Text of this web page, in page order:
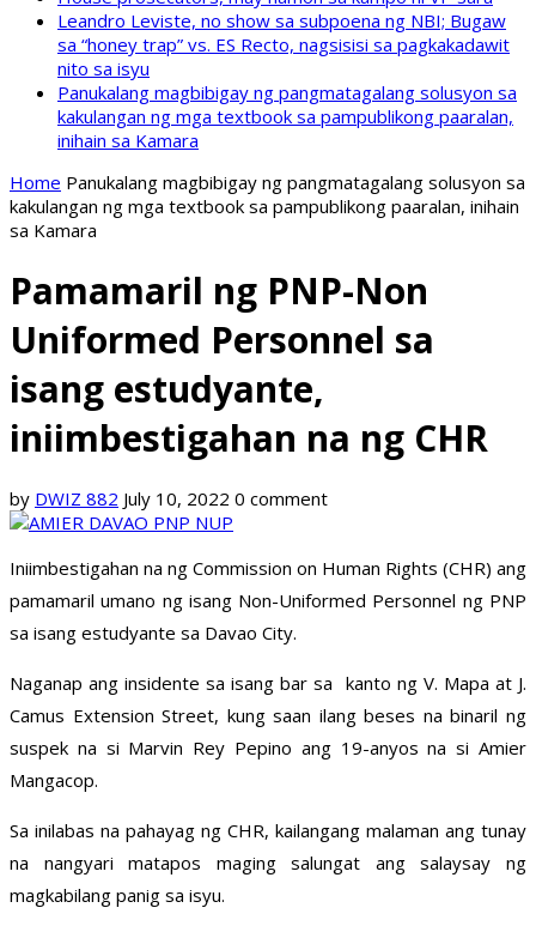
Leandro Leviste, no show sa subpoena ng NBI; Bugaw
sa “honey trap” vs. ES Recto, nagsisisi sa pagkakadawit
nito sa isyu
Panukalang magbibigay ng pangmatagalang solusyon sa
kakulangan ng mga textbook sa pampublikong paaralan,
inihain sa Kamara
Home Panukalang magbibigay ng pangmatagalang solusyon sa
kakulangan ng mga textbook sa pampublikong paaralan, inihain
sa Kamara
Pamamaril ng PNP-Non
Uniformed Personnel sa
isang estudyante,
iniimbestigahan na ng CHR
by DWIZ 882 July 10, 2022 0 comment
Iniimbestigahan na ng Commission on Human Rights (CHR) ang
pamamaril umano ng isang Non-Uniformed Personnel ng PNP
sa isang estudyante sa Davao City.
Naganap ang insidente sa isang bar sa kanto ng V. Mapa at J.
Camus Extension Street, kung saan ilang beses na binaril ng
suspek na si Marvin Rey Pepino ang 19-anyos na si Amier
Mangacop.
Sa inilabas na pahayag ng CHR, kailangang malaman ang tunay
na nangyari matapos maging salungat ang salaysay ng
magkabilang panig sa isyu.